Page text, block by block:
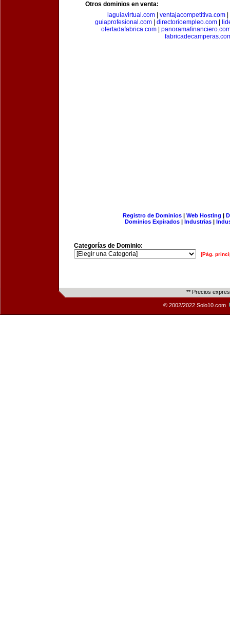
Otros dominios en venta:
laguiavirtual.com
ventajacompetitiva.com
guiaprofesional.com| directorioempleo.com|
ofertadafabrica.com|
Registro de Dominios| Web Hosting |
Dominios Expirados | Industrias |
Categorías de Dominio:
[Pág.
** Precios
© 2002/2022 Solo10.com